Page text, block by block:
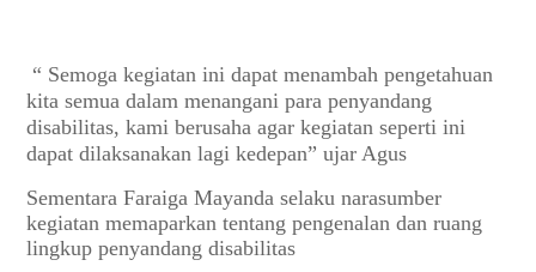
“ Semoga kegiatan ini dapat menambah pengetahuan
kita semua dalam menangani para penyandang
disabilitas, kami berusaha agar kegiatan seperti ini
dapat dilaksanakan lagi kedepan” ujar Agus
Sementara Faraiga Mayanda selaku narasumber
kegiatan memaparkan tentang pengenalan dan ruang
lingkup penyandang disabilitas